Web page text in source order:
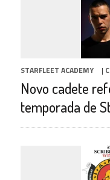
STARFLEET ACADEMY |
Novo cadete
temporada de